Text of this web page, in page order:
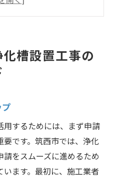
ップ手続き
筑西市の補助金を最大
るための計画作り
資金活用術
のポイント
成功事例
槽設置工事の
するためには、まず申請
です。筑西市では、浄化
をスムーズに進めるため
ます。最初に、施工業者